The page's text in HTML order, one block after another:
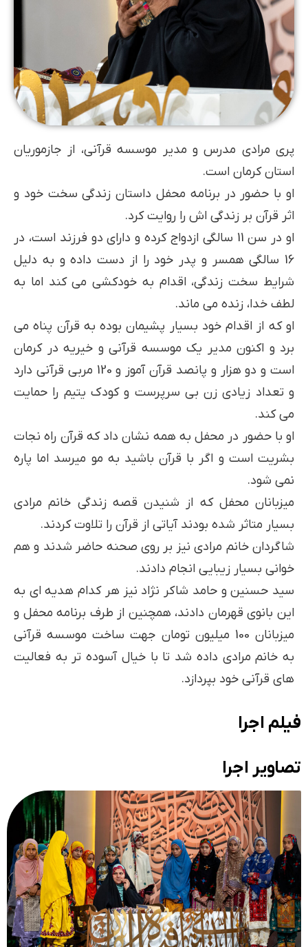
پری مرادی مدرس و مدیر موسسه قرآنی، از جازموریان
استان کرمان است.
او با حضور در برنامه محفل داستان زندگی سخت خود و
اثر قرآن بر زندگی اش را روایت کرد.
او در سن 11 سالگی ازدواج کرده و دارای دو فرزند است، در
16 سالگی همسر و پدر خود را از دست داده و به دلیل
شرایط سخت زندگی، اقدام به خودکشی می کند اما به
لطف خدا، زنده می ماند.
او که از اقدام خود بسیار پشیمان بوده به قرآن پناه می
برد و اکنون مدیر یک موسسه قرآنی و خیریه در کرمان
است و دو هزار و پانصد قرآن آموز و 120 مربی قرآنی دارد
و تعداد زیادی زن بی سرپرست و کودک یتیم را حمایت
می کند.
او با حضور در محفل به همه نشان داد که قرآن راه نجات
بشریت است و اگر با قرآن باشید به مو میرسد اما پاره
نمی شود.
میزبانان محفل که از شنیدن قصه زندگی خانم مرادی
بسیار متاثر شده بودند آیاتی از قرآن را تلاوت کردند.
شاگردان خانم مرادی نیز بر روی صحنه حاضر شدند و هم
خوانی بسیار زیبایی انجام دادند.
سید حسنین و حامد شاکر نژاد نیز هر کدام هدیه ای به
این بانوی قهرمان دادند، همچنین از طرف برنامه محفل و
میزبانان 100 میلیون تومان جهت ساخت موسسه قرآنی
به خانم مرادی داده شد تا با خیال آسوده تر به فعالیت
های قرآنی خود بپردازد.
فیلم اجرا
تصاویر اجرا